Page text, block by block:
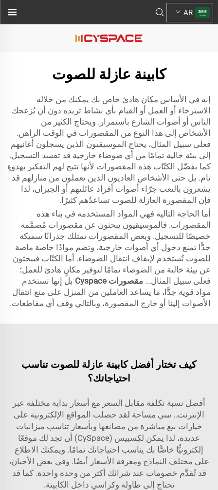
AR
كابينة عازلة للصوت
إنه في الأساس مكان هادئ خاص بك يمكنك من خلاله
الاسترخاء أو العمل أو القيام بأي نشاط تريده دون أن يُزعجك
الناس أو أصوات الشارع باستمرار. ويحتاج الكثير من
الأشخاص إلى هذا النوع من المقصورات في الوقت الراهن.
فعلى سبيل المثال، يحتاج الموسيقيون الذين يسجلون أغانيهم
إلى بيئة خالية تمامًا من أي ضوضاء خارجية قد تفسد التسجيل.
كما يفضّل الكتّاب هذه المقصورات لأنها تتيح لهم التفكير بهدوءٍ
تام. بل حتى الأشخاص العاديون الذين يعملون من منازلهم قد
يشعرون بالتعب جرّاء أصوات أفراد عائلتهم أو الجيران، لذا
فإن المقصورة العازلة للصوت تساعدُهم كثيرًا.
أما الحاجة التالية فهي المواد المستخدمة في بناء هذه
المقصورات. فالموسيقيون يبحثون عن مقصورات مُصمَّمة
خصيصًا للتسجيل. وبعض المقصورات تمتلك جدرانًا سميكة
جدًّا تمنع دخول أي أصوات خارجية، وتضم موادًا خاصة ماصة
للصوت تُستخدم لإيقاف انتقال الضوضاء. أما الكتّاب فيبحثون
عن بيئة خالية من الضوضاء تمامًا لتوفير مكانٍ هادئ للعمل؛
فعلى سبيل المثال... مقصورات Cyspace
بل إنها تستخدم
مواد قوية جدًّا، ما يساعد العاملين من المنزل على منع انتقال
الأصوات إلينا أو خارج المقصورة، وبالتالي وقف أي مقاطعات.
كيف تختار أفضل كابينة عازلة للصوت تناسب
احتياجاتك؟
أفضل نسبة تكلفة مقابل السعر مع أسعار بداية مختلفة عبر
الإنترنت.. سي مساحة لقد حصلت المواقع الإلكترونية على
خيارات بيع مباشرة من مصانعها وبأسعار تناسب ميزانيات
عديدة، لذا يمكن لكِسبيس (CySpace) أن تجد لك موقعًا
إلكترونيًّا خاصًّا بك يناسب احتياجاتك تمامًا. ويمكنك الاطلاع
على مختلف النماذج ومعرفة الأسعار أيضًا. وفي بعض الأحيان،
قد تُقدَّم خصومات عند شرائك أكثر من وحدة واحدة. كما قد
تحتاج إلى طاولة وكراسي داخل الكابينة.